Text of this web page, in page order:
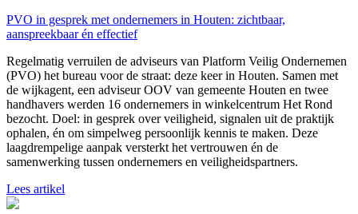
PVO in gesprek met ondernemers in Houten: zichtbaar,
aanspreekbaar én effectief
Regelmatig verruilen de adviseurs van Platform Veilig Ondernemen
(PVO) het bureau voor de straat: deze keer in Houten. Samen met
de wijkagent, een adviseur OOV van gemeente Houten en twee
handhavers werden 16 ondernemers in winkelcentrum Het Rond
bezocht. Doel: in gesprek over veiligheid, signalen uit de praktijk
ophalen, én om simpelweg persoonlijk kennis te maken. Deze
laagdrempelige aanpak versterkt het vertrouwen én de
samenwerking tussen ondernemers en veiligheidspartners.
Lees artikel